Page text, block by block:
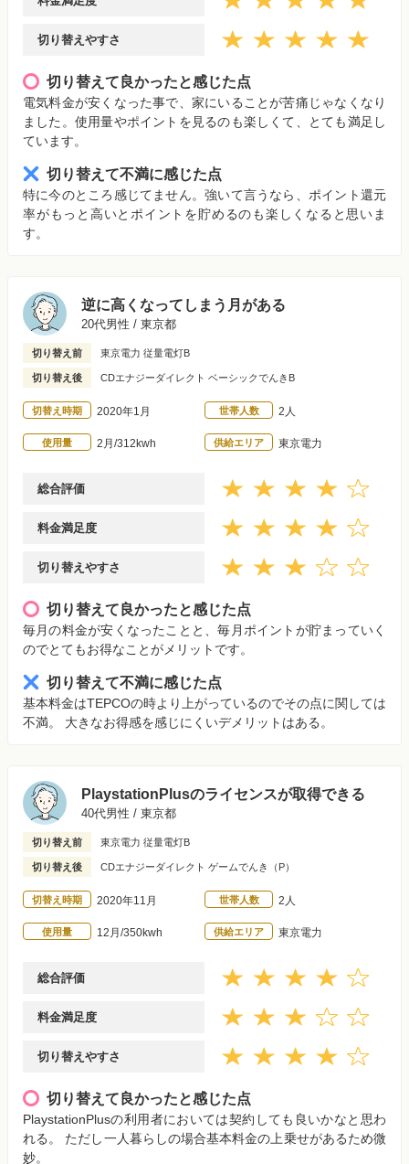
切り替えやすさ
切り替えて良かったと感じた点
電気料金が安くなった事で、家にいることが苦痛じゃなくなり
ました。使用量やポイントを見るのも楽しくて、とても満足し
ています。
切り替えて不満に感じた点
特に今のところ感じてません。強いて言うなら、ポイント還元
率がもっと高いとポイントを貯めるのも楽しくなると思いま
す。
逆に高くなってしまう月がある
20代男性 / 東京都
切り替え前 東京電力 従量電灯B
切り替え後 CDエナジーダイレクト ベーシックでんきB
切替え時期 2020年1月 世帯人数 2人
使用量 2月/312kwh 供給エリア 東京電力
総合評価
料金満足度
切り替えやすさ
切り替えて良かったと感じた点
毎月の料金が安くなったことと、毎月ポイントが貯まっていく
のでとてもお得なことがメリットです。
切り替えて不満に感じた点
基本料金はTEPCOの時より上がっているのでその点に関しては
不満。 大きなお得感を感じにくいデメリットはある。
PlaystationPlusのライセンスが取得できる
40代男性 / 東京都
切り替え前 東京電力 従量電灯B
切り替え後 CDエナジーダイレクト ゲームでんき（P）
切替え時期 2020年11月 世帯人数 2人
使用量 12月/350kwh 供給エリア 東京電力
総合評価
料金満足度
切り替えやすさ
切り替えて良かったと感じた点
PlaystationPlusの利用者においては契約しても良いかなと思わ
れる。 ただし一人暮らしの場合基本料金の上乗せがあるため微
妙。